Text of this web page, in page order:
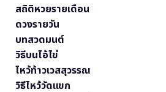
สถิติหวยรายเดือน
ดวงรายวัน
บทสวดมนต์
วิธีบนไอ้ไข่
ไหว้ท้าวเวสสุวรรณ
วิธีไหว้วัดแขก